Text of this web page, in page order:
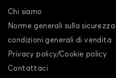
Chi siamo
Norme generali sulla
condizioni generali di vendita
Privacy policy/Cookie policy
Contattaci